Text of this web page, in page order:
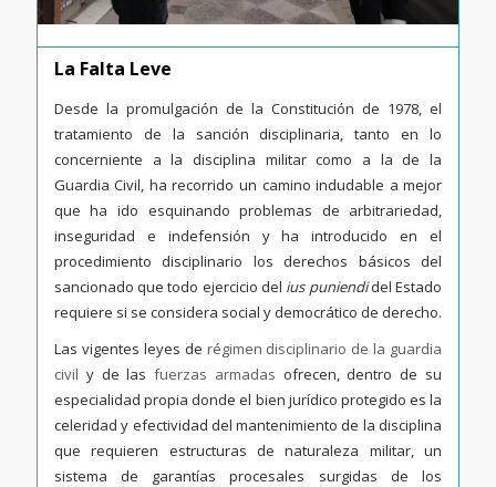
La Falta Leve
Desde la promulgación de la Constitución de 1978, el
tratamiento de la sanción disciplinaria, tanto en lo
concerniente a la disciplina militar como a la de la
Guardia Civil, ha recorrido un camino indudable a mejor
que ha ido esquinando problemas de arbitrariedad,
inseguridad e indefensión y ha introducido en el
procedimiento disciplinario los derechos básicos del
sancionado que todo ejercicio del ius puniendidel Estado
requiere si se considera social y democrático de derecho.
Las vigentes leyes de régimen disciplinario de la guardia
civil y de lasfuerzas armadas ofrecen, dentro de su
especialidad propia donde el bien jurídico protegido es la
celeridad y efectividad del mantenimiento de la disciplina
que requieren estructuras de naturaleza militar, un
sistema de garantías procesales surgidas de los